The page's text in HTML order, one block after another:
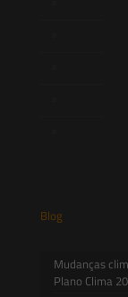
Blog
Mudanças
Plano Clima